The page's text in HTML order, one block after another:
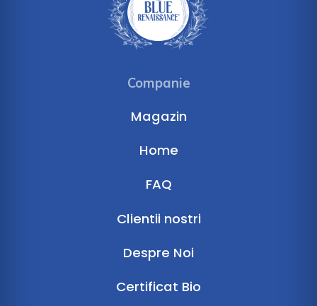
Companie
Magazin
Home
FAQ
Clientii nostri
Despre Noi
Certificat Bio